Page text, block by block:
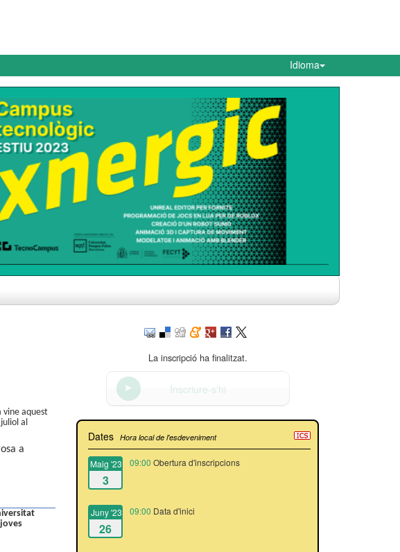
Idioma
vine aquest
al
a
La inscripció ha finalitzat.
Inscriure-s'hi
Dates Hora local de l'esdeveniment
Maig '23
3
09:00 Obertura d'inscripcions
Juny '23
26
09:00 Data d'inici